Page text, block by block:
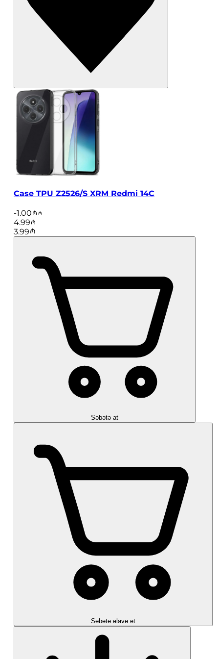
Case TPU Z2526/S XRM Redmi 14C
-1.00
4.99
3.99
Səbətə at
Səbətə əlavə et